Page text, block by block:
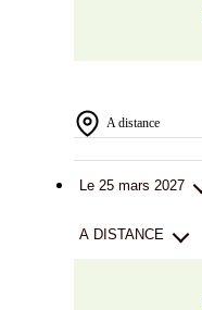
A distance
Le 25 mars 2027
A DISTANCE